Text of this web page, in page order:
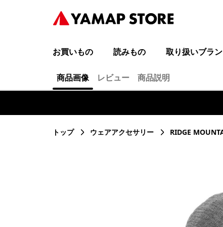
お買いもの 読みもの 取り扱いブラ
トップ ウェアアクセサリー RIDGE
商品画像 レビュー 商品説明